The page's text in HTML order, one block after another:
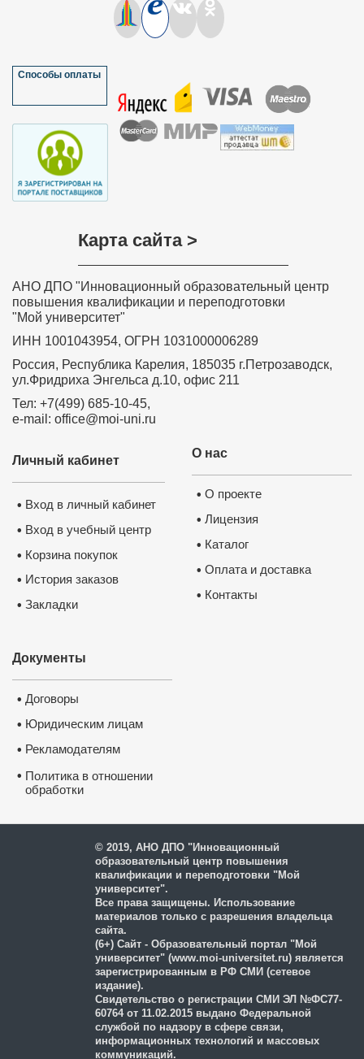
Способы оплаты
Карта сайта >
АНО ДПО "Инновационный образовательный центр
повышения квалификации и переподготовки
"Мой университет"
ИНН 1001043954, ОГРН 1031000006289
Россия, Республика Карелия, 185035 г.Петрозаводск,
ул.Фридриха Энгельса д.10, офис 211
Тел: +7(499) 685-10-45,
e-mail: office@moi-uni.ru
О нас
• О проекте
• Лицензия
• Каталог
• Оплата и доставка
• Контакты
Личный кабинет
• Вход в личный кабинет
• Вход в учебный центр
• Корзина покупок
• История заказов
• Закладки
Документы
• Договоры
• Юридическим лицам
• Рекламодателям
• Политика в отношении
обработки
© 2019, АНО ДПО "Инновационный
образовательный центр повышения
квалификации и переподготовки "Мой
университет".
Все права защищены. Использование
материалов только с разрешения владельца
сайта.
(6+) Сайт - Образовательный портал "Мой
университет" (www.moi-universitet.ru) является
зарегистрированным в РФ СМИ (сетевое
издание).
Свидетельство о регистрации СМИ ЭЛ №ФС77-
60764 от 11.02.2015 выдано Федеральной
службой по надзору в сфере связи,
информационных технологий и массовых
коммуникаций.